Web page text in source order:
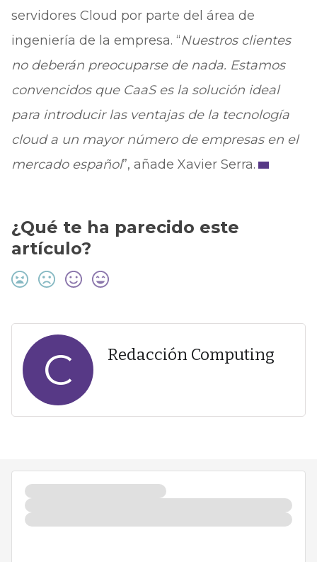
servidores Cloud por parte del área de
ingeniería de la empresa. “Nuestros clientes
no deberán preocuparse de nada. Estamos
convencidos que CaaS es la solución ideal
para introducir las ventajas de la tecnología
cloud a un mayor número de empresas en el
mercado español”, añade Xavier Serra.
¿Qué te ha parecido este
artículo?
C Redacción Computing